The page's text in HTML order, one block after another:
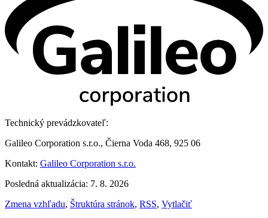
Technický prevádzkovateľ:
Galileo Corporation s.r.o., Čierna Voda 468, 925 06
Kontakt: Galileo Corporation s.r.o.
Posledná aktualizácia: 7. 8. 2026
Zmena vzhľadu, Štruktúra stránok, RSS, Vytlačiť